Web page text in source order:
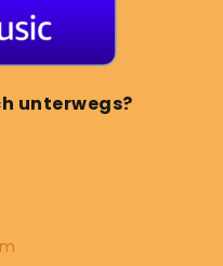
unterwegs?